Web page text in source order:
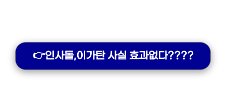
👉인사돌,이가탄 사실 효과없다????